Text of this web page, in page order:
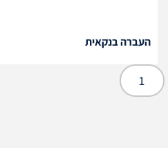
העברה בנקאית